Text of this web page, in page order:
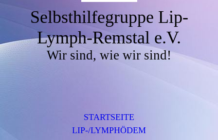
Selbsthilfegruppe Lip-
Lymph-Remstal e.V.
Wir sind, wie wir sind!
STARTSEITE
LIP-/LYMPHÖDEM